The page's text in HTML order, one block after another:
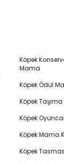
Köpek
Mama
Köpek Ödül
Köpek
Köpek
Köpek Mama
Köpek